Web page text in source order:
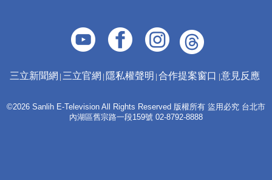
三立新聞網 三立官網 隱私權聲明 合作提案窗口 意見反應
©2026 Sanlih E-Television All Rights Reserved 版權所有 盜用必究 台北市
內湖區舊宗路一段159號 02-8792-8888